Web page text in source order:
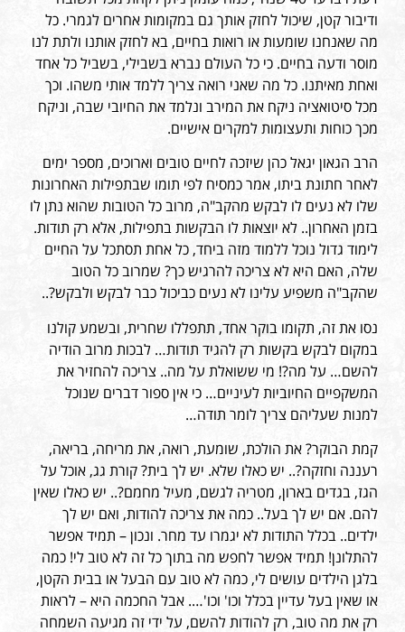
ודיבור קטן, שיכול לחזק אותך גם במקומות אחרים לגמרי. כל
מה שאנחנו שומעות או רואות בחיים, בא לחזק אותנו ולתת לנו
מוסר ודעה בחיים. כי כל העולם נברא בשבילי, בשביל כל אחד
ואחת מאיתנו. כל מה שאני רואה צריך ללמד אותי משהו. וכך
מכל סיטואציה ניקח את המירב ונלמד את החיובי שבה, וניקח
מכך כוחות ותעצומות למקרים אישיים.
הרב הגאון יגאל כהן שיזכה לחיים טובים וארוכים, מספר ימים
לאחר חתונת ביתו, אמר כמסיח לפי תומו שבתפילות האחרונות
שלו לא נעים לו לבקש מהקב"ה, מרוב כל הטובות שהוא נתן לו
בזמן האחרון.. לא יוצאות לו הבקשות בתפילות, אלא רק תודות.
לימוד גדול נוכל ללמוד מזה ביחד, כל אחת תסתכל על החיים
שלה, האם היא לא צריכה להרגיש כך? שמרוב כל הטוב
שהקב"ה משפיע עלינו לא נעים כביכול כבר לבקש ולבקש?..
נסו את זה, תקומו בוקר אחד, תתפללו שחרית, ובשמע קולנו
במקום לבקש בקשות רק להגיד תודות… לבכות מרוב הודיה
להשם… על מה?! מי ששואלת על מה.. צריכה להחזיר את
המשקפיים החיוביות לעיניים… כי אין ספור דברים שנוכל
למנות שעליהם צריך לומר תודה…
קמת הבוקר? את הולכת, שומעת, רואה, את מריחה, בריאה,
רעננה וחזקה?.. יש כאלו שלא. יש לך בית? קורת גג, אוכל על
הגז, בגדים בארון, מטריה לגשם, מעיל מחמם?.. יש כאלו שאין
להם. אם יש לך בעל.. כמה את צריכה להודות, ואם יש לך
ילדים.. בכלל התודות לא יגמרו עד מחר. ונכון – תמיד אפשר
להתלונן! תמיד אפשר לחפש מה בתוך כל זה לא טוב לי! כמה
בלגן הילדים עושים לי, כמה לא טוב עם הבעל או בבית הקטן,
או שאין בעל עדיין בכלל וכו' וכו'…. אבל החכמה היא – לראות
רק את מה טוב, רק להודות להשם, על ידי זה מגיעה השמחה